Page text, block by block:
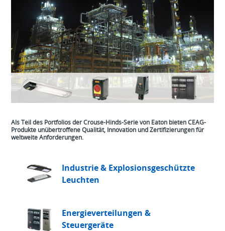
Als Teil des Portfolios der Crouse-Hinds-Serie von Eaton bieten CEAG-
Produkte unübertroffene Qualität, Innovation und Zertifizierungen für
weltweite Anforderungen.
Industrie & Explosionsgeschützte
Leuchten
Energieverteilungen &
Steuergeräte